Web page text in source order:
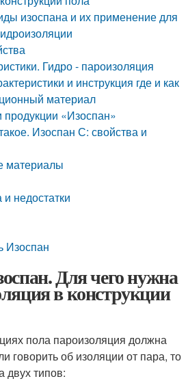
изоспана и их применение для
Гидро - пароизоляция
и инструкция где и как
материал
продукции «Изоспан»
Изоспан С: свойства и
материалы
недостатки
Изоспан
Для чего нужна
в конструкции
пола пароизоляция должна
говорить об изоляции от пара, то
двух типов: